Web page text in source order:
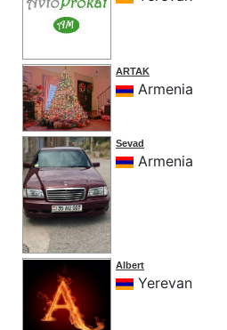
ARTAK
Armenia
Sevad
Armenia
Albert
Yerevan